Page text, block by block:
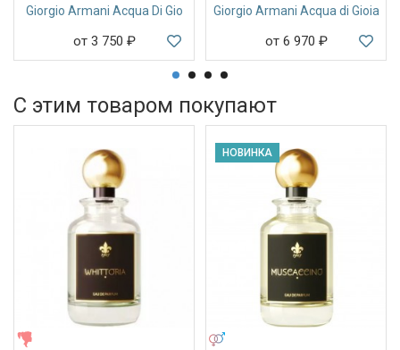
Giorgio Armani Acqua Di Gio
от 3 750 ₽
Giorgio Armani Acqua di Gioia
от 6 970 ₽
С этим товаром покупают
НОВИНКА